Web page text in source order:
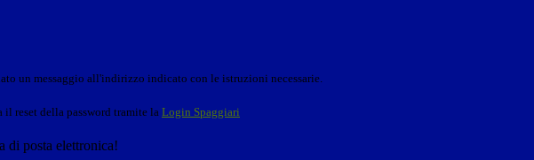
un messaggio all'indirizzo indicato con le istruzioni necessarie.
il reset della password tramite la Login Spaggiari
di posta elettronica!